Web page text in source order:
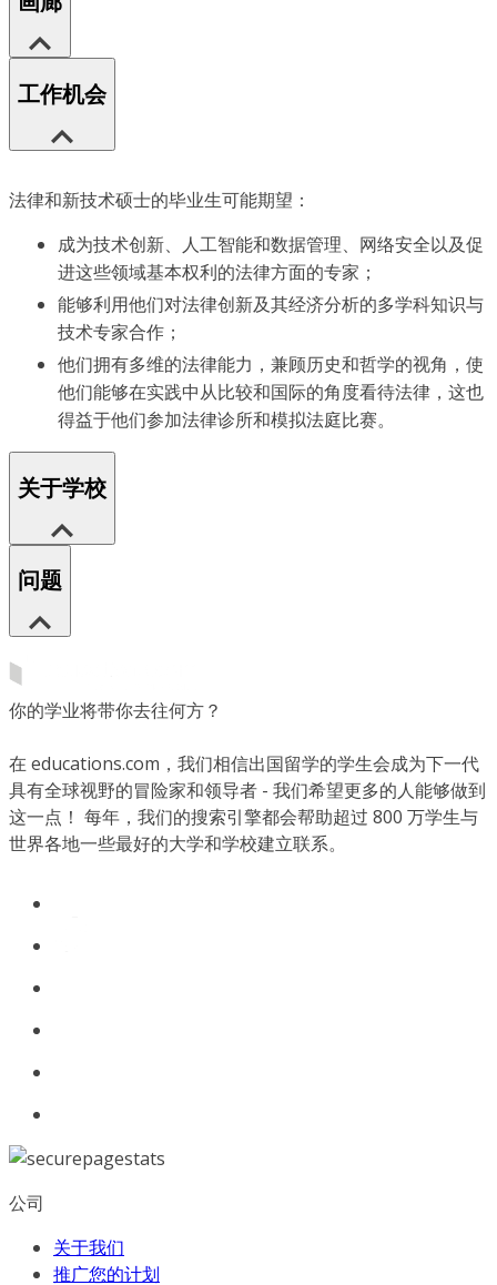
工作机会
法律和新技术硕士的毕业生可能期望：
成为技术创新、人工智能和数据管理、网络安全以及促
进这些领域基本权利的法律方面的专家；
能够利用他们对法律创新及其经济分析的多学科知识与
技术专家合作；
他们拥有多维的法律能力，兼顾历史和哲学的视角，使
他们能够在实践中从比较和国际的角度看待法律，这也
得益于他们参加法律诊所和模拟法庭比赛。
关于学校
问题
你的学业将带你去往何方？
在 educations.com，我们相信出国留学的学生会成为下一代
具有全球视野的冒险家和领导者 - 我们希望更多的人能够做到
这一点！ 每年，我们的搜索引擎都会帮助超过 800 万学生与
世界各地一些最好的大学和学校建立联系。
公司
关于我们
推广您的计划